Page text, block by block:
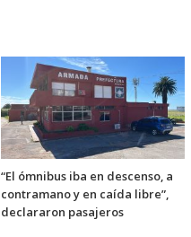
“El ómnibus iba en descenso, a
contramano y en caída libre”,
declararon pasajeros